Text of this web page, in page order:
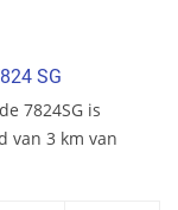
SG
7824SG is
van 3 km van